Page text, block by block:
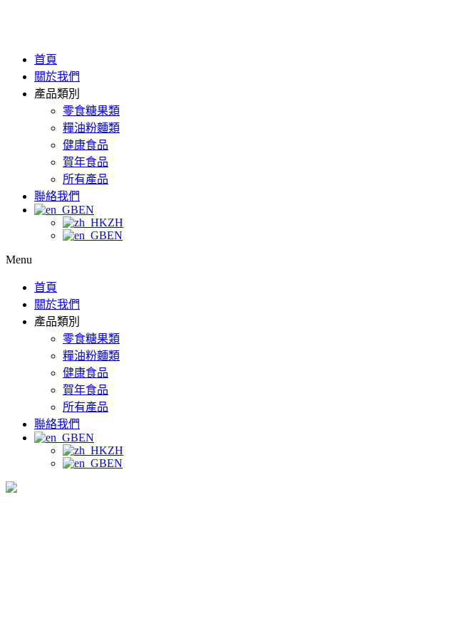
首頁
關於我們
產品類別
零食糖果類
糧油粉麵類
健康食品
賀年食品
所有產品
聯絡我們
EN
ZH
EN
Menu
首頁
關於我們
產品類別
零食糖果類
糧油粉麵類
健康食品
賀年食品
所有產品
聯絡我們
EN
ZH
EN